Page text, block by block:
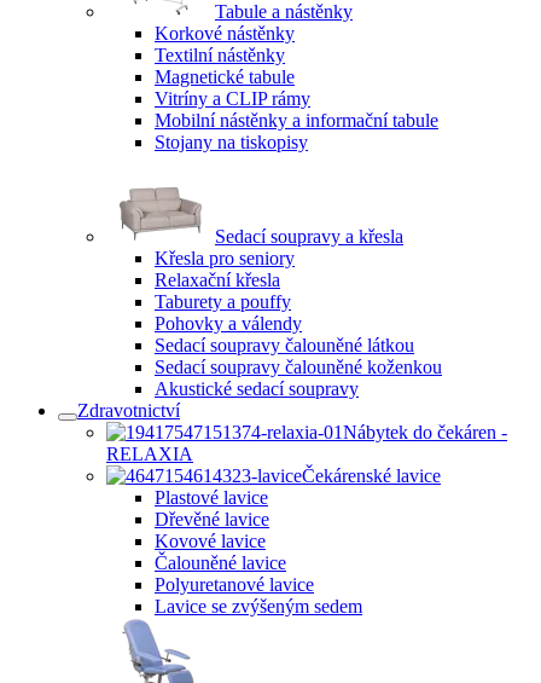
Tabule a nástěnky
Korkové nástěnky
Textilní nástěnky
Magnetické tabule
Vitríny a CLIP rámy
Mobilní nástěnky a informační tabule
Stojany na tiskopisy
Sedací soupravy a křesla
Křesla pro seniory
Relaxační křesla
Taburety a pouffy
Pohovky a válendy
Sedací soupravy čalouněné látkou
Sedací soupravy čalouněné koženkou
Akustické sedací soupravy
Zdravotnictví
Nábytek do čekáren -
RELAXIA
Čekárenské lavice
Plastové lavice
Dřevěné lavice
Kovové lavice
Čalouněné lavice
Polyuretanové lavice
Lavice se zvýšeným sedem